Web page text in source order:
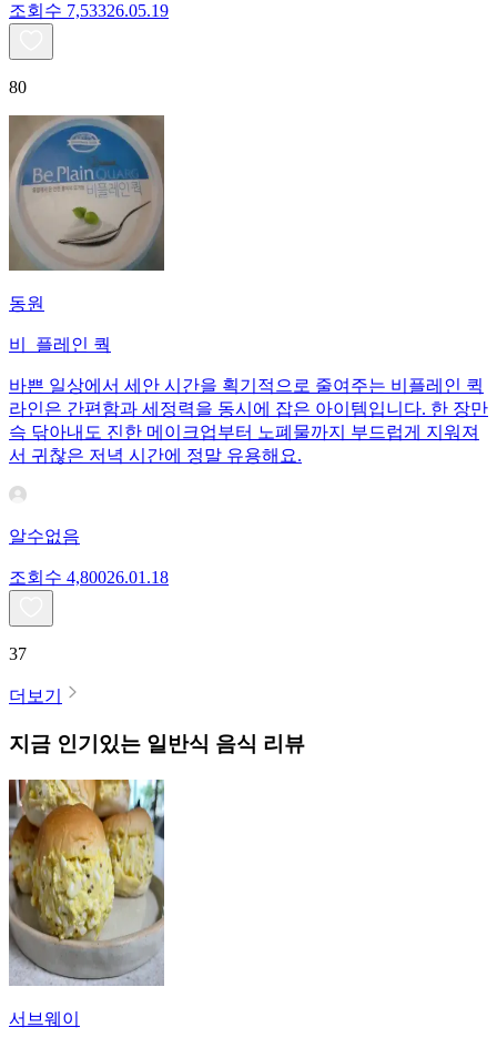
조회수 7,53326.05.19
80
동원
비_플레인 쿽
바쁜 일상에서 세안 시간을 획기적으로 줄여주는 비플레인 퀵
라인은 간편함과 세정력을 동시에 잡은 아이템입니다. 한 장만
슥 닦아내도 진한 메이크업부터 노폐물까지 부드럽게 지워져
서 귀찮은 저녁 시간에 정말 유용해요.
알수없음
조회수 4,80026.01.18
37
더보기
지금 인기있는 일반식 음식 리뷰
서브웨이